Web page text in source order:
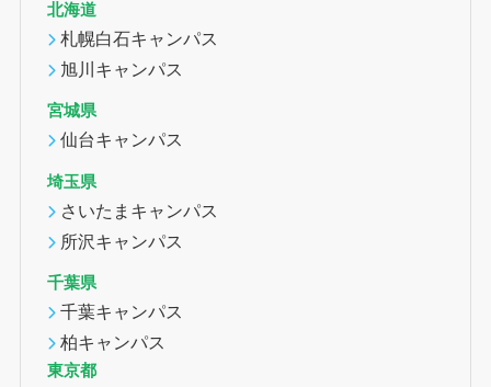
北海道
札幌白石キャンパス
旭川キャンパス
宮城県
仙台キャンパス
埼玉県
さいたまキャンパス
所沢キャンパス
千葉県
千葉キャンパス
柏キャンパス
東京都